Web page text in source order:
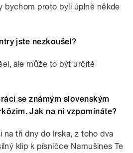
bychom proto byli úplně někde
jste nezkoušel?
ale může to být určitě
se známým slovenským
Jak na ni vzpomínáte?
na tři dny do Irska, z toho dva
klip k písničce Namušines Te